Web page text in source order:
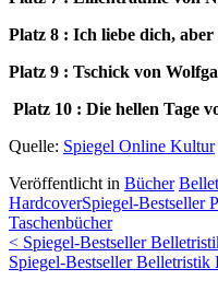
Platz 8 : Ich liebe dich,
Platz 9 : Tschick von
Platz 10 : Die hellen Tage
Quelle: Spiegel Online Kultur
Veröffentlicht in Bücher
HardcoverSpiegel-Bestseller
Taschenbücher
Beitrags-
Navigation
< Spiegel-Bestseller
Spiegel-Bestseller